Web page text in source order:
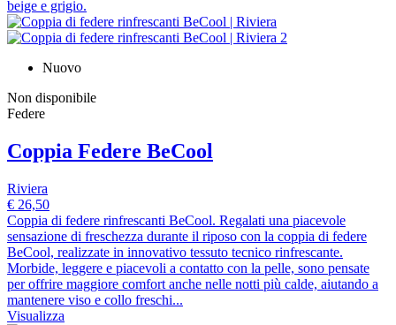
beige e grigio.
Nuovo
Non disponibile
Federe
Coppia Federe BeCool
Riviera
€ 26,50
Coppia di federe rinfrescanti BeCool. Regalati una piacevole
sensazione di freschezza durante il riposo con la coppia di federe
BeCool, realizzate in innovativo tessuto tecnico rinfrescante.
Morbide, leggere e piacevoli a contatto con la pelle, sono pensate
per offrire maggiore comfort anche nelle notti più calde, aiutando a
mantenere viso e collo freschi...
Visualizza